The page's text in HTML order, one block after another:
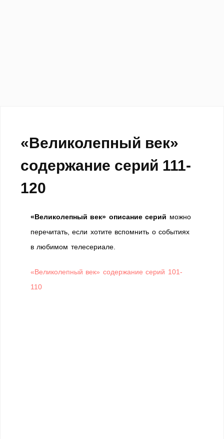
«Великолепный век»
содержание серий 111-
120
«Великолепный век» описание серий можно
перечитать, если хотите вспомнить о событиях
в любимом телесериале.
«Великолепный век» содержание серий 101-
110